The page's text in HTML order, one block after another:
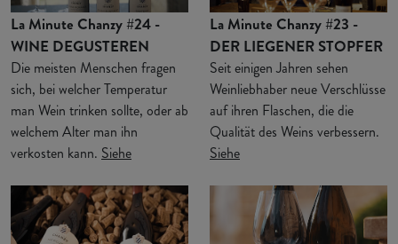
La Minute Chanzy #24 -
WINE DEGUSTEREN
Die meisten Menschen fragen
sich, bei welcher Temperatur
man Wein trinken sollte, oder ab
welchem Alter man ihn
verkosten kann. Siehe
La Minute Chanzy #23 -
DER LIEGENER STOPFER
Seit einigen Jahren sehen
Weinliebhaber neue Verschlüsse
auf ihren Flaschen, die die
Qualität des Weins verbessern.
Siehe